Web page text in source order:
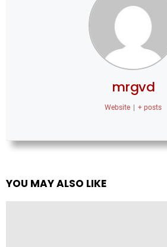
mrgvd
Website + posts
YOU MAY ALSO LIKE